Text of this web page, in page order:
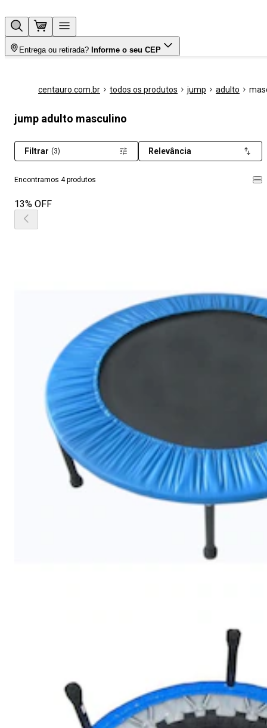
Entrega ou retirada? Informe o seu CEP
centauro.com.br todos os produtos jump adulto
jump adulto masculino
Encontramos 4 produtos
Filtrar (3) Relevância
13% OFF